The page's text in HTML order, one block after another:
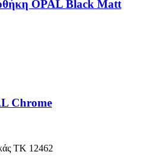
OPAL Black Matt
Chrome
ΤΚ 12462